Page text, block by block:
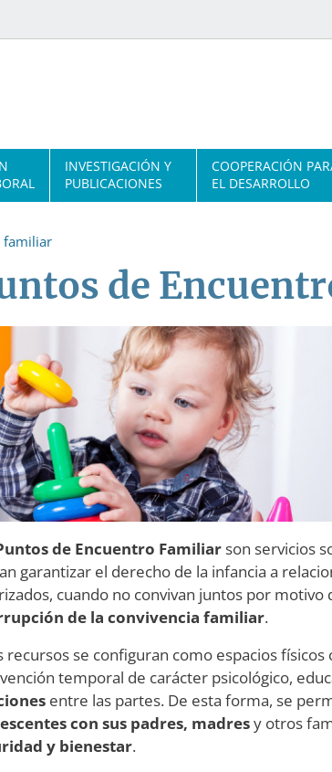
INVESTIGACIÓN Y
PUBLICACIONES
COOPERACIÓN
EL DESARROLLO
familiar
de
de Encuentro Familiar son servicios
garantizar el derecho de la infancia a
cuando no convivan juntos por motivo
de la convivencia familiar.
recursos se configuran como espacios
temporal de carácter psicológico,
entre las partes. De esta forma, se
con sus padres, madresy otros
y bienestar.